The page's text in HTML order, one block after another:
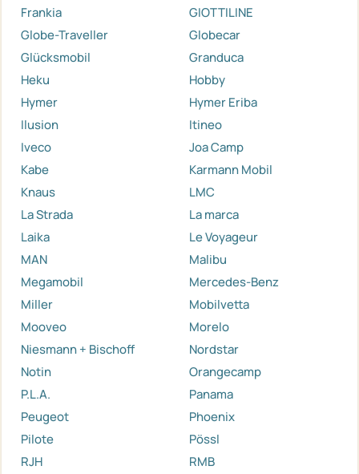
Frankia
GIOTTILINE
Globe-Traveller
Globecar
Glücksmobil
Granduca
Heku
Hobby
Hymer
Hymer Eriba
Ilusion
Itineo
Iveco
Joa Camp
Kabe
Karmann Mobil
Knaus
LMC
La Strada
La marca
Laika
Le Voyageur
MAN
Malibu
Megamobil
Mercedes-Benz
Miller
Mobilvetta
Mooveo
Morelo
Niesmann + Bischoff
Nordstar
Notin
Orangecamp
P.L.A.
Panama
Peugeot
Phoenix
Pilote
Pössl
RJH
RMB